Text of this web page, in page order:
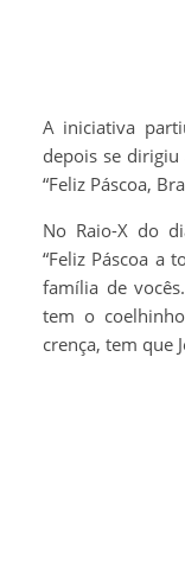
A iniciativa
depois se
“Feliz Páscoa,
No Raio-X do
“Feliz Páscoa a
família de
tem o
crença, tem que